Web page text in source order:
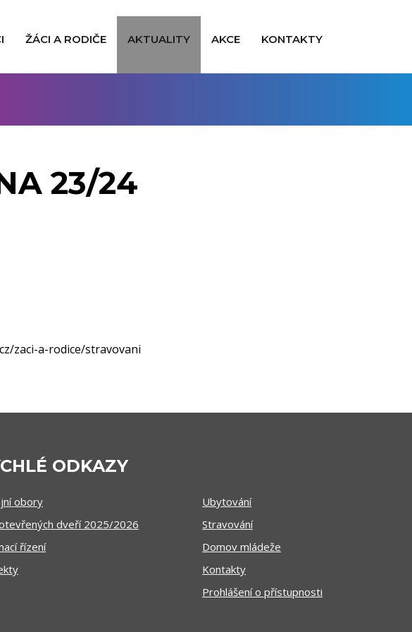
ŽÁCI A RODIČE AKTUALITY AKCE KONTAKTY
23/24
zaci-a-rodice/stravovani
ODKAZY
obory
dveří 2025/2026
řízení
Ubytování
Stravování
Domov mládeže
Kontakty
Prohlášení o přístupnosti